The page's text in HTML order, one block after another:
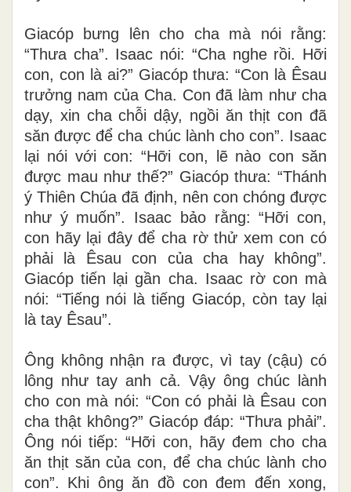
Giacóp bưng lên cho cha mà nói rằng:
“Thưa cha”. Isaac nói: “Cha nghe rồi. Hỡi
con, con là ai?” Giacóp thưa: “Con là Êsau
trưởng nam của Cha. Con đã làm như cha
dạy, xin cha chỗi dậy, ngồi ăn thịt con đã
săn được để cha chúc lành cho con”. Isaac
lại nói với con: “Hỡi con, lẽ nào con săn
được mau như thế?” Giacóp thưa: “Thánh
ý Thiên Chúa đã định, nên con chóng được
như ý muốn”. Isaac bảo rằng: “Hỡi con,
con hãy lại đây để cha rờ thử xem con có
phải là Êsau con của cha hay không”.
Giacóp tiến lại gần cha. Isaac rờ con mà
nói: “Tiếng nói là tiếng Giacóp, còn tay lại
là tay Êsau”.
Ông không nhận ra được, vì tay (cậu) có
lông như tay anh cả. Vậy ông chúc lành
cho con mà nói: “Con có phải là Êsau con
cha thật không?” Giacóp đáp: “Thưa phải”.
Ông nói tiếp: “Hỡi con, hãy đem cho cha
ăn thịt săn của con, để cha chúc lành cho
con”. Khi ông ăn đồ con đem đến xong,